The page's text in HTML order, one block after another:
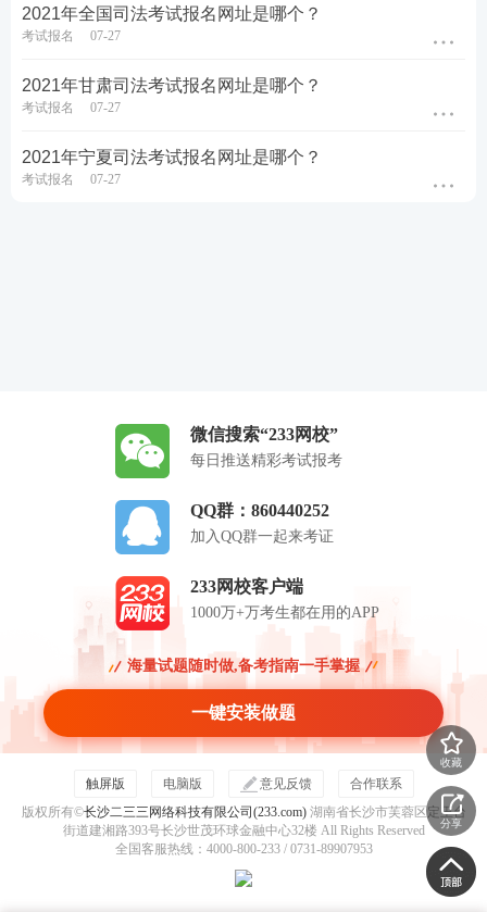
2021年全国司法考试报名网址是哪个？
考试报名 07-27
2021年甘肃司法考试报名网址是哪个？
考试报名 07-27
2021年宁夏司法考试报名网址是哪个？
考试报名 07-27
微信搜索“233网校”
每日推送精彩考试报考
QQ群：860440252
加入QQ群一起来考证
233网校客户端
1000万+万考生都在用的APP
海量试题随时做,备考指南一手掌握
一键安装做题
触屏版 电脑版 意见反馈
合作联系
版权所有©长沙二三三网络科技有限公司(233.com)湖南省长沙市芙蓉区定王台
街道建湘路393号长沙世茂环球金融中心32楼 All Rights Reserved
全国客服热线：4000-800-233 / 0731-89907953
收藏
分享